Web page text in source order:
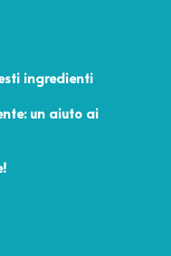
ingredienti
un aiuto ai